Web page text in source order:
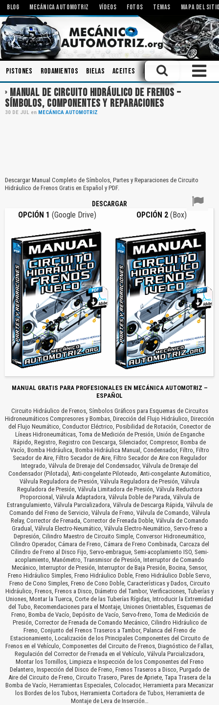
BLOG MECÁNICA AUTOMOTRIZ VÍDEOS FOTOS TEMAS MAPA DEL
Pistones Rodamientos Bielas Aceites Amortiguadores
MANUAL DE CIRCUITO HIDRÁULICO DE FRENOS –
SÍMBOLOS, COMPONENTES Y REPARACIONES
30 DE JUL en MECÁNICA AUTOMOTRIZ
Descargar Manual Completo de Símbolos, Partes y Reparaciones de Circuito
Hidráulico de Frenos Gratis en Español y PDF.
DESCARGAR
OPCIÓN 1 (Google Drive) OPCIÓN 2(Box)
MANUAL GRATIS PARA PROFESIONALES EN MECÁNICA AUTOMOTRIZ –
ESPAÑOL
Circuito Hidráulico de Frenos, Símbolos Gráficos para Esquemas de Circuitos
Hidroneumáticos Compresores y Bombas, Dirección del Flujo Hidráulico, Dirección
del Flujo Neumático, Conductor Eléctrico, Posibilidad de Rotación, Conector de
Líneas Hidroneumáticas, Toma de Medición de Presión, Unión de Enganche
Rápido, Registro, Registro con Descarga, Silenciador, Compresor, Bomba de
Vacío, Bomba Hidráulica, Bomba Hidráulica Manual, Condensador, Filtro, Filtro
Secador de Aire, Filtro Secador de Aire, Filtro Secador de Aire con Regulador
Integrado, Válvula de Drenaje del Condensador, Válvula de Drenaje del
Condensador (Pilotada), Anti-congelante Piloteado, Anti-congelante Automático,
Válvula Reguladora de Presión, Válvula Reguladora de Presión, Válvula
Reguladora de Presión, Válvula Limitadora de Presión, Válvula Reductora
Proporcional, Válvula Adaptadora, Válvula Doble de Parada, Válvula de
Estrangulamiento, Válvula Parcializadora, Válvula de Descarga Rápida, Válvula de
Comando del Freno de Servicio, Válvula de Freno, Válvula de Comando, Válvula
Relay, Corrector de Frenada, Corrector de Frenada Doble, Válvula de Comando
Gradual, Válvula Electro-Neumático, Válvula Electro-Neumático, Servo-freno a
Depresión, Cilindro Maestro de Circuito Simple, Conversor Hidroneumático,
Cilindro Operador, Cámara de Freno, Cámara de Freno Combinada, Carcaza del
Cilindro de Freno al Disco Fijo, Servo-embrague, Semi-acoplamiento ISO, Semi-
acoplamiento, Manómetro, Transmisor de Presión, Interruptor de Comando
Mecánico, Interruptor de Presión, Interruptor de Baja Presión, Bocina, Sensor,
Freno Hidráulico Simples, Freno Hidráulico Doble, Freno Hidráulico Doble Servo,
Freno de Cono Simples, Freno de Cono Doble, Características y Dados, Circuito
Hidráulico, Frenos, Frenos a Disco, Diámetro del Tambor, Verificaciones, Tuberías y
Uniones, Montar la Tuerca, Corte de las Tuberías Rígidas, Introducir la Extremidad
del Tubo, Recomendaciones para el Montaje, Uniones Orientables, Esquemas de
Freno, Bomba de Vacío, Depósito de Vacío, Servo-freno, Toma de Medición de
Presión, Corrector de Frenada de Comando Mecánico, Cilindro Hidráulico de
Freno, Conjunto del Frenos Traseros a Tambor, Palanca del Freno de
Estacionamiento, Localización de los Principales Componentes del Circuito de
Frenos en el Vehículo, Componentes del Circuito de Frenos, Diagnóstico de Fallas,
Regulación del Corrector de Frenada en el Vehículo, Válvula Parcializadora,
Montar los Tornillos, Limpieza e Inspección de los Componentes del Freno
Delantero, Inspección del Disco de Freno, Frenos Traseros a Disco, Purgado de
Aire del Circuito de Freno, Circuito Trasero, Pares de Apriete, Tapa Trasera de la
Bomba de Vacío, Herramientas Especiales, Colocador, Herramienta para Mecanizar
los Bordes de los Tubos, Herramienta Cortadora de Tubos, Herramienta de
Montaje de Leva de Inserción…